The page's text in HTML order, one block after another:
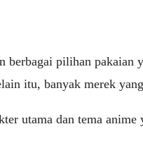
berbagai pilihan
itu, banyak merek
utama dan tema